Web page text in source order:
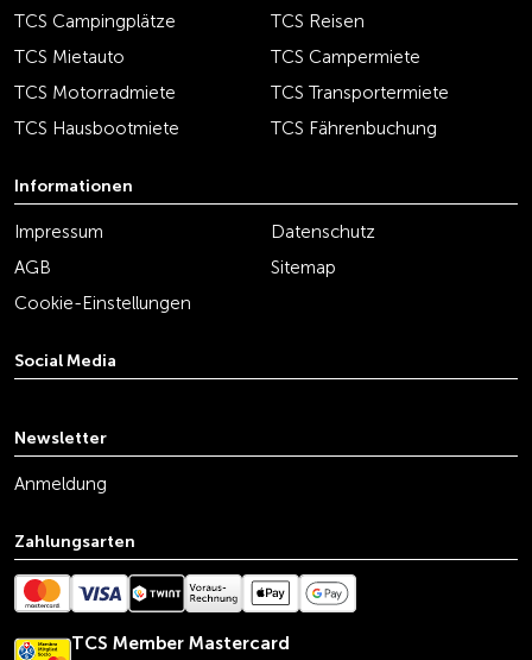
TCS Campingplätze
TCS Reisen
TCS Mietauto
TCS Campermiete
TCS Motorradmiete
TCS Transportermiete
TCS Hausbootmiete
TCS Fährenbuchung
Informationen
Impressum
Datenschutz
AGB
Sitemap
Cookie-Einstellungen
Social Media
Newsletter
Anmeldung
Zahlungsarten
TCS Member Mastercard